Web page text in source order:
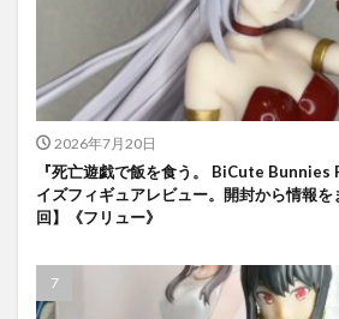
2026年7月20日
『死亡遊戯で飯を食う。 BiCute Bunnies
イズフィギュアレビュー。開封から情報
回】《フリュー》